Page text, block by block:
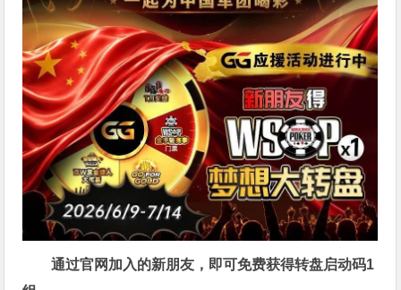
通过官网加入的新朋友，即可免费获得转盘启动码1